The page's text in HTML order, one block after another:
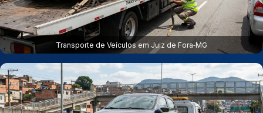
Transporte de Veículos em Juiz de Fora‑MG